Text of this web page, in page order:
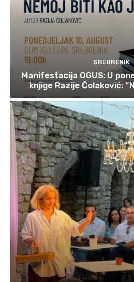
SREBRENIK
Manifestacija OGUS: U
knjige Razije Čolaković: